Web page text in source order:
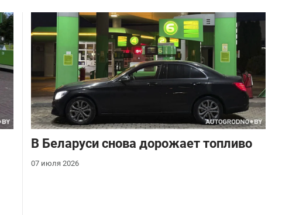
В Беларуси снова дорожает топливо
07 июля 2026